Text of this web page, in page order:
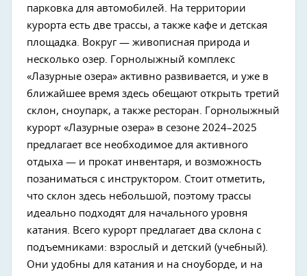
парковка для автомобилей. На территории
курорта есть две трассы, а также кафе и детская
площадка. Вокруг — живописная природа и
несколько озер. Горнолыжный комплекс
«Лазурные озера» активно развивается, и уже в
ближайшее время здесь обещают открыть третий
склон, сноупарк, а также ресторан. Горнолыжный
курорт «Лазурные озера» в сезоне 2024–2025
предлагает все необходимое для активного
отдыха — и прокат инвентаря, и возможность
позаниматься с инструктором. Стоит отметить,
что склон здесь небольшой, поэтому трассы
идеально подходят для начального уровня
катания. Всего курорт предлагает два склона с
подъемниками: взрослый и детский (учебный).
Они удобны для катания и на сноуборде, и на